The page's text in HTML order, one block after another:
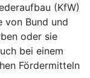
(KfW)
von Bund und
oder sie
bei einem
Fördermitteln